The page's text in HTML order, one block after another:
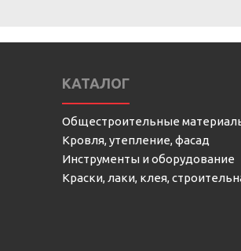
КАТАЛОГ
Общестроительные
Кровля, утепление, фасад
Инструменты и оборудование
Краски, лаки, клея,